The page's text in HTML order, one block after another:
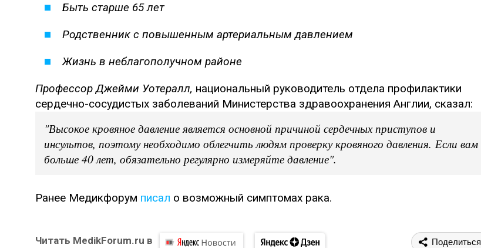
Быть старше 65 лет
Родственник с повышенным артериальным давлением
Жизнь в неблагополучном районе
Профессор Джейми Уотералл, национальный руководитель отдела профилактики
сердечно-сосудистых заболеваний Министерства здравоохранения Англии, сказал:
"Высокое кровяное давление является основной причиной сердечных приступов и
инсультов, поэтому необходимо облегчить людям проверку кровяного давления. Если вам
больше 40 лет, обязательно регулярно измеряйте давление".
Ранее Медикфорум писал о возможный симптомах рака.
Читать MedikForum.ru в Поделиться